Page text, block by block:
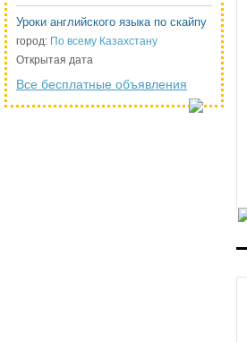
Уроки английского языка по скайпу
город: По всему Казахстану
Открытая дата
Все бесплатные объявления